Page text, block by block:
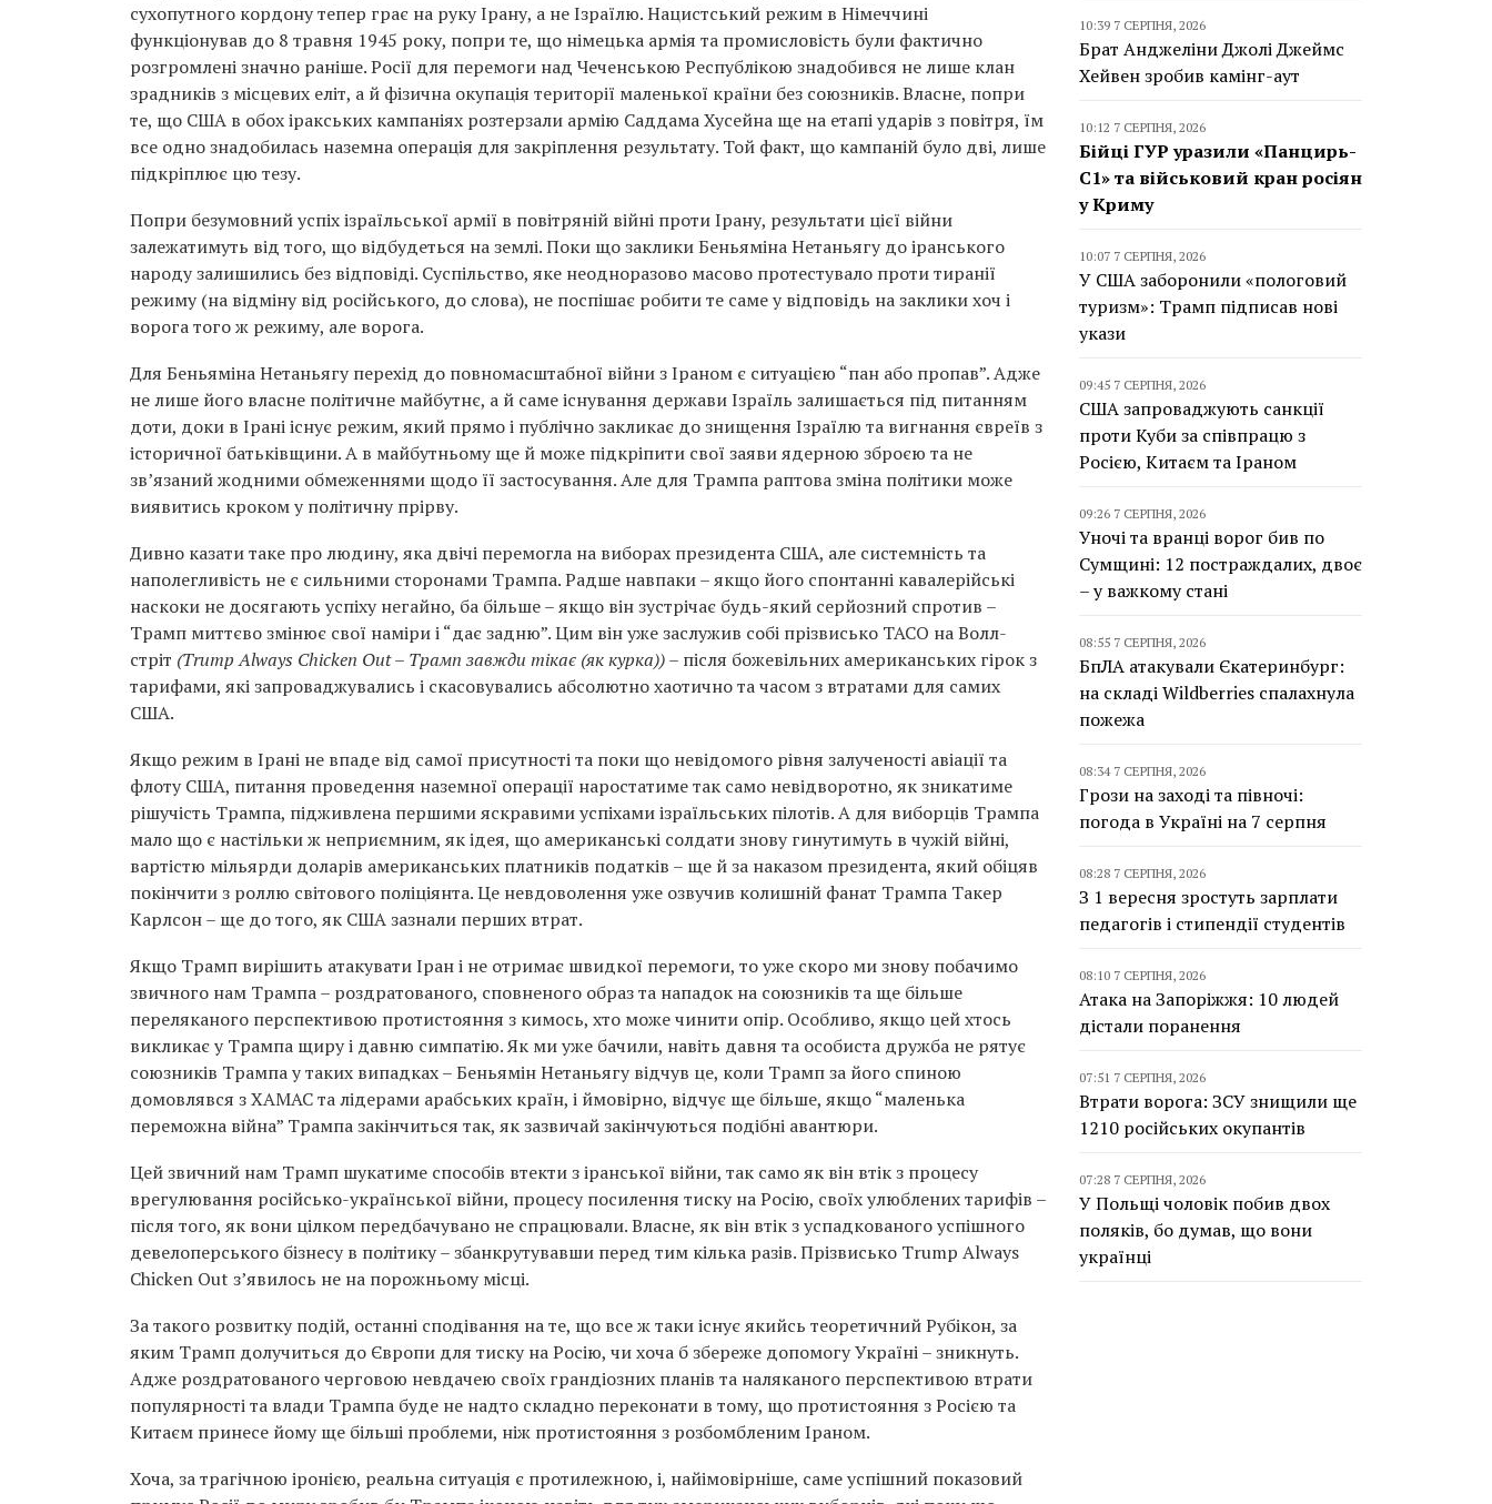
сухопутного кордону тепер грає на руку Ірану, а не Ізраїлю. Нацистський режим в Німеччині
функціонував до 8 травня 1945 року, попри те, що німецька армія та промисловість були фактично
розгромлені значно раніше. Росії для перемоги над Чеченською Республікою знадобився не лише клан
зрадників з місцевих еліт, а й фізична окупація території маленької країни без союзників. Власне, попри
те, що США в обох іракських кампаніях розтерзали армію Саддама Хусейна ще на етапі ударів з повітря, їм
все одно знадобилась наземна операція для закріплення результату. Той факт, що кампаній було дві, лише
підкріплює цю тезу.
Попри безумовний успіх ізраїльської армії в повітряній війні проти Ірану, результати цієї війни
залежатимуть від того, що відбудеться на землі. Поки що заклики Беньяміна Нетаньягу до іранського
народу залишились без відповіді. Суспільство, яке неодноразово масово протестувало проти тиранії
режиму (на відміну від російського, до слова), не поспішає робити те саме у відповідь на заклики хоч і
ворога того ж режиму, але ворога.
Для Беньяміна Нетаньягу перехід до повномасштабної війни з Іраном є ситуацією “пан або пропав”. Адже
не лише його власне політичне майбутнє, а й саме існування держави Ізраїль залишається під питанням
доти, доки в Ірані існує режим, який прямо і публічно закликає до знищення Ізраїлю та вигнання євреїв з
історичної батьківщини. А в майбутньому ще й може підкріпити свої заяви ядерною зброєю та не
зв’язаний жодними обмеженнями щодо її застосування. Але для Трампа раптова зміна політики може
виявитись кроком у політичну прірву.
Дивно казати таке про людину, яка двічі перемогла на виборах президента США, але системність та
наполегливість не є сильними сторонами Трампа. Радше навпаки – якщо його спонтанні кавалерійські
наскоки не досягають успіху негайно, ба більше – якщо він зустрічає будь-який серйозний спротив –
Трамп миттєво змінює свої наміри і “дає задню”. Цим він уже заслужив собі прізвисько TACO на Волл-
стріт (Trump Always Chicken Out – Трамп завжди тікає (як курка))– після божевільних американських гірок з
тарифами, які запроваджувались і скасовувались абсолютно хаотично та часом з втратами для самих
США.
Якщо режим в Ірані не впаде від самої присутності та поки що невідомого рівня залученості авіації та
флоту США, питання проведення наземної операції наростатиме так само невідворотно, як зникатиме
рішучість Трампа, підживлена першими яскравими успіхами ізраїльських пілотів. А для виборців Трампа
мало що є настільки ж неприємним, як ідея, що американські солдати знову гинутимуть в чужій війні,
вартістю мільярди доларів американських платників податків – ще й за наказом президента, який обіцяв
покінчити з роллю світового поліціянта. Це невдоволення уже озвучив колишній фанат Трампа Такер
Карлсон – ще до того, як США зазнали перших втрат.
Якщо Трамп вирішить атакувати Іран і не отримає швидкої перемоги, то уже скоро ми знову побачимо
звичного нам Трампа – роздратованого, сповненого образ та нападок на союзників та ще більше
переляканого перспективою протистояння з кимось, хто може чинити опір. Особливо, якщо цей хтось
викликає у Трампа щиру і давню симпатію. Як ми уже бачили, навіть давня та особиста дружба не рятує
союзників Трампа у таких випадках – Беньямін Нетаньягу відчув це, коли Трамп за його спиною
домовлявся з ХАМАС та лідерами арабських країн, і ймовірно, відчує ще більше, якщо “маленька
переможна війна” Трампа закінчиться так, як зазвичай закінчуються подібні авантюри.
Цей звичний нам Трамп шукатиме способів втекти з іранської війни, так само як він втік з процесу
врегулювання російсько-української війни, процесу посилення тиску на Росію, своїх улюблених тарифів –
після того, як вони цілком передбачувано не спрацювали. Власне, як він втік з успадкованого успішного
девелоперського бізнесу в політику – збанкрутувавши перед тим кілька разів. Прізвисько Trump Always
Chicken Out з’явилось не на порожньому місці.
За такого розвитку подій, останні сподівання на те, що все ж таки існує якийсь теоретичний Рубікон, за
яким Трамп долучиться до Європи для тиску на Росію, чи хоча б збереже допомогу Україні – зникнуть.
Адже роздратованого черговою невдачею своїх грандіозних планів та наляканого перспективою втрати
популярності та влади Трампа буде не надто складно переконати в тому, що протистояння з Росією та
Китаєм принесе йому ще більші проблеми, ніж протистояння з розбомбленим Іраном.
Хоча, за трагічною іронією, реальна ситуація є протилежною, і, найімовірніше, саме успішний показовий
10:39 7 СЕРПНЯ, 2026
Брат Анджеліни Джолі Джеймс
Хейвен зробив камінг-аут
10:12 7 СЕРПНЯ, 2026
Бійці ГУР уразили «Панцирь-
С1» та військовий кран росіян
у Криму
10:07 7 СЕРПНЯ, 2026
У США заборонили «пологовий
туризм»: Трамп підписав нові
укази
09:45 7 СЕРПНЯ, 2026
США запроваджують санкції
проти Куби за співпрацю з
Росією, Китаєм та Іраном
09:26 7 СЕРПНЯ, 2026
Уночі та вранці ворог бив по
Сумщині: 12 постраждалих, двоє
– у важкому стані
08:55 7 СЕРПНЯ, 2026
БпЛА атакували Єкатеринбург:
на складі Wildberries спалахнула
пожежа
08:34 7 СЕРПНЯ, 2026
Грози на заході та півночі:
погода в Україні на 7 серпня
08:28 7 СЕРПНЯ, 2026
З 1 вересня зростуть зарплати
педагогів і стипендії студентів
08:10 7 СЕРПНЯ, 2026
Атака на Запоріжжя: 10 людей
дістали поранення
07:51 7 СЕРПНЯ, 2026
Втрати ворога: ЗСУ знищили ще
1210 російських окупантів
07:28 7 СЕРПНЯ, 2026
У Польщі чоловік побив двох
поляків, бо думав, що вони
українці